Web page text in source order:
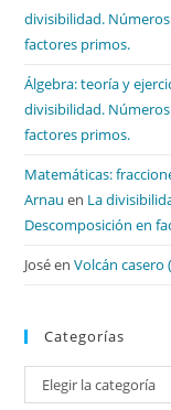
divisibilidad.
factores primos.
Álgebra: teoría y
divisibilidad.
factores primos.
Matemáticas:
Arnau en La
Descomposición en
JoséenVolcán casero
Categorías
Categorías
Elegir la categoría